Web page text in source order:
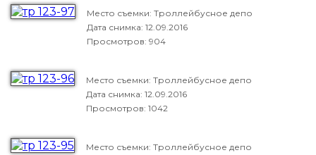
Место съемки: Троллейбусное депо
Дата снимка: 12.09.2016
Просмотров: 904
Место съемки: Троллейбусное депо
Дата снимка: 12.09.2016
Просмотров: 1042
Место съемки: Троллейбусное депо